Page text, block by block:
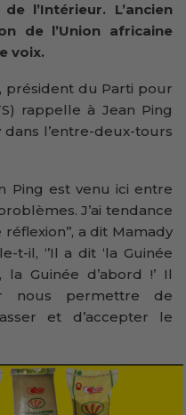
l’Intérieur. L’ancien
de l’Union africaine
voix.
président du Parti pour
rappelle à Jean Ping
l’entre-deux-tours
Ping est venu ici entre
J’ai tendance
a dit Mamady
t-il, ‘’Il a dit ‘la Guinée
la Guinée d’abord !’ Il
nous permettre de
et d’accepter le